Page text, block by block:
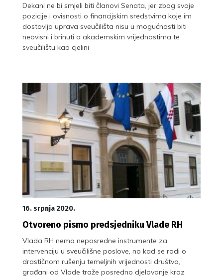
Dekani ne bi smjeli biti članovi Senata, jer zbog svoje
pozicije i ovisnosti o financijskim sredstvima koje im
dostavlja uprava sveučilišta nisu u mogućnosti biti
neovisni i brinuti o akademskim vrijednostima te
sveučilištu kao cjelini
16. srpnja 2020.
Otvoreno pismo predsjedniku Vlade RH
Vlada RH nema neposredne instrumente za
intervenciju u sveučilišne poslove, no kad se radi o
drastičnom rušenju temeljnih vrijednosti društva,
građani od Vlade traže posredno djelovanje kroz